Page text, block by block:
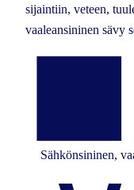
sijaintiin, veteen,
vaaleansininen sävy
Sähkönsininen,